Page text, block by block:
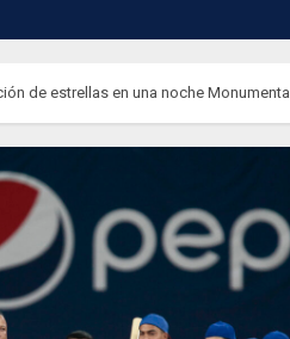
de estrellas en una noche Monumental